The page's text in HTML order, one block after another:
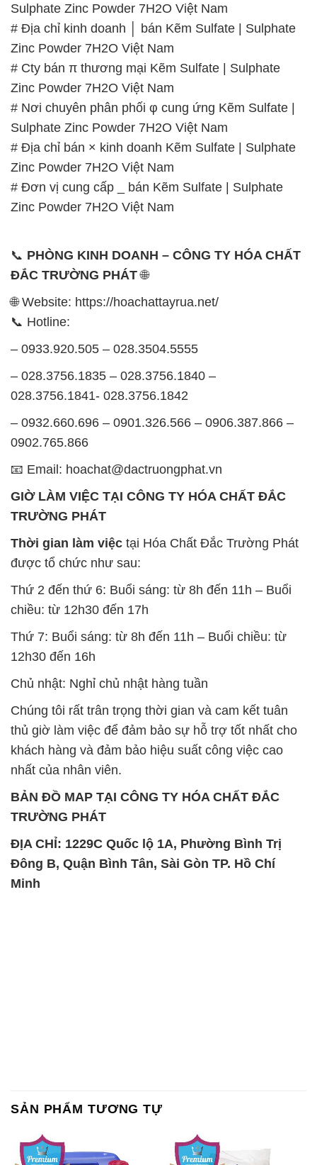
Sulphate Zinc Powder 7H2O Việt Nam
# Địa chỉ kinh doanh │ bán Kẽm Sulfate | Sulphate
Zinc Powder 7H2O Việt Nam
# Cty bán π thương mại Kẽm Sulfate | Sulphate
Zinc Powder 7H2O Việt Nam
# Nơi chuyên phân phối φ cung ứng Kẽm Sulfate |
Sulphate Zinc Powder 7H2O Việt Nam
# Địa chỉ bán × kinh doanh Kẽm Sulfate | Sulphate
Zinc Powder 7H2O Việt Nam
# Đơn vị cung cấp _ bán Kẽm Sulfate | Sulphate
Zinc Powder 7H2O Việt Nam
📞 PHÒNG KINH DOANH – CÔNG TY HÓA CHẤT
ĐẮC TRƯỜNG PHÁT🌐
🌐 Website: https://hoachattayrua.net/
📞 Hotline:
– 0933.920.505 – 028.3504.5555
– 028.3756.1835 – 028.3756.1840 –
028.3756.1841- 028.3756.1842
– 0932.660.696 – 0901.326.566 – 0906.387.866 –
0902.765.866
📧 Email: hoachat@dactruongphat.vn
GIỜ LÀM VIỆC TẠI CÔNG TY HÓA CHẤT ĐẮC
TRƯỜNG PHÁT
Thời gian làm việc tại Hóa Chất Đắc Trường Phát
được tổ chức như sau:
Thứ 2 đến thứ 6: Buổi sáng: từ 8h đến 11h – Buổi
chiều: từ 12h30 đến 17h
Thứ 7: Buổi sáng: từ 8h đến 11h – Buổi chiều: từ
12h30 đến 16h
Chủ nhật: Nghỉ chủ nhật hàng tuần
Chúng tôi rất trân trọng thời gian và cam kết tuân
thủ giờ làm việc để đảm bảo sự hỗ trợ tốt nhất cho
khách hàng và đảm bảo hiệu suất công việc cao
nhất của nhân viên.
BẢN ĐỒ MAP TẠI CÔNG TY HÓA CHẤT ĐẮC
TRƯỜNG PHÁT
ĐỊA CHỈ: 1229C Quốc lộ 1A, Phường Bình Trị
Đông B, Quận Bình Tân, Sài Gòn TP. Hồ Chí
Minh
SẢN PHẨM TƯƠNG TỰ